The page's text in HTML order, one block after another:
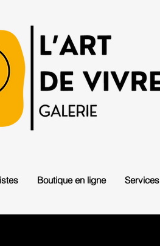
Boutique en ligne Services